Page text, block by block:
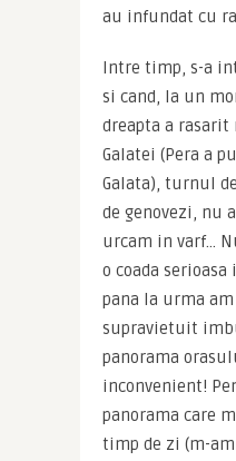
au infundat cu
Intre timp, s-a
si cand, la un
dreapta a
Galatei (Pera a
Galata), turnul
de genovezi, nu
urcam in varf…
o coada
pana la urma
supravietuit
panorama
inconvenient!
panorama care
timp de zi (m-